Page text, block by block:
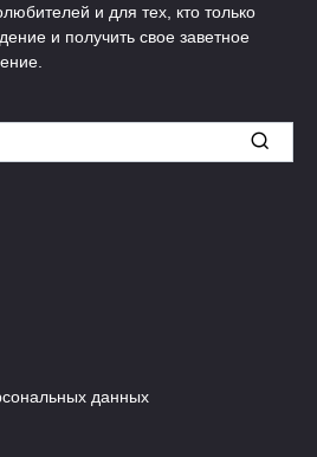
и для тех, кто только
и получить свое заветное
данных